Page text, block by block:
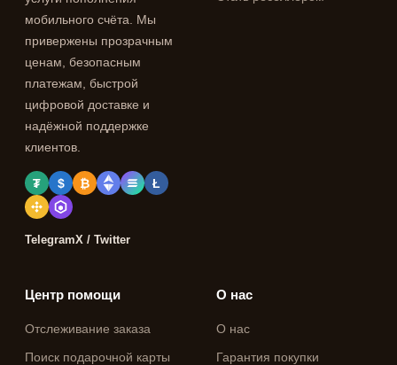
мобильного счёта. Мы
привержены прозрачным
ценам, безопасным
платежам, быстрой
цифровой доставке и
надёжной поддержке
клиентов.
₮ $ ₿ Ł
TelegramX / Twitter
Центр помощи
Отслеживание заказа
Поиск подарочной карты
О нас
О нас
Гарантия покупки